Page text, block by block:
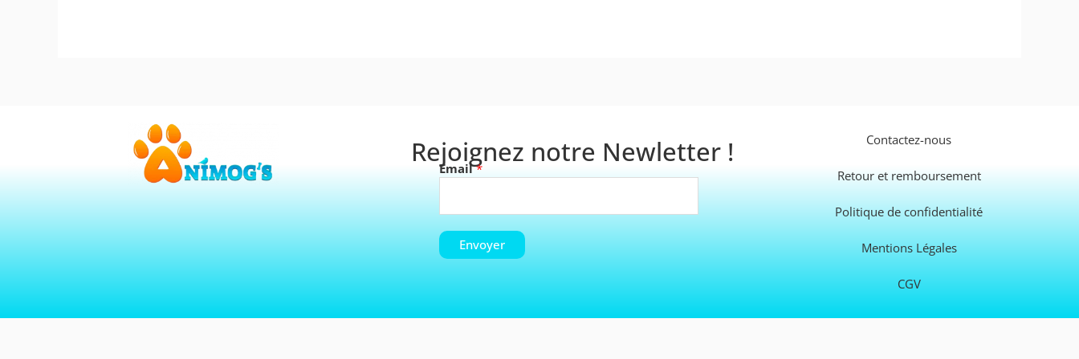
Rejoignez notre Newletter !
Email*
Envoyer
Contactez-nous
Retour et remboursement
Politique de confidentialité
Mentions Légales
CGV